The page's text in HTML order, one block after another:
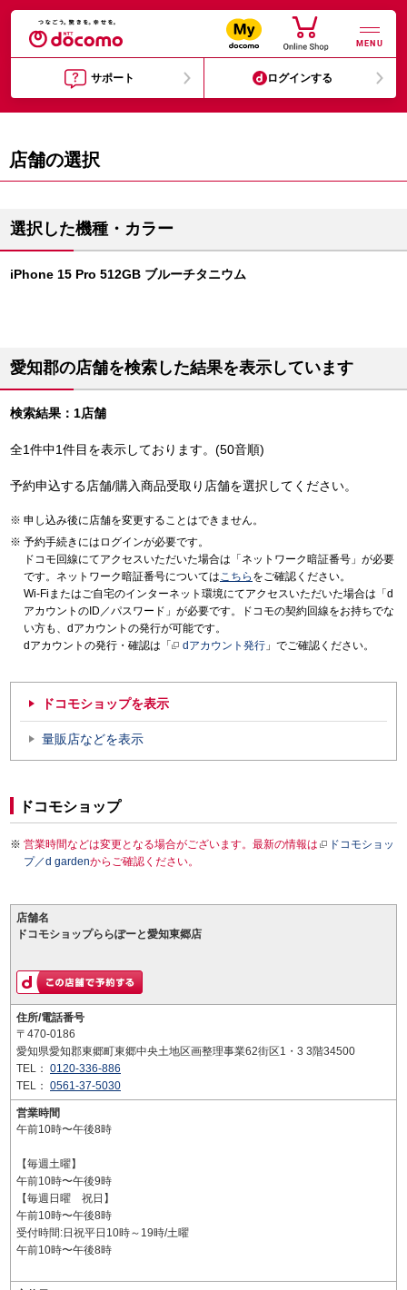
MENU
サポート ログインする
店舗の選択
選択した機種・カラー
iPhone 15 Pro 512GB ブルーチタニウム
愛知郡の店舗を検索した結果を表示しています
検索結果：1店舗
全1件中1件目を表示しております。(50音順)
予約申込する店舗/購入商品受取り店舗を選択してください。
申し込み後に店舗を変更することはできません。
予約手続きにはログインが必要です。
ドコモ回線にてアクセスいただいた場合は「ネットワーク暗証番号」が必要
です。ネットワーク暗証番号についてはこちら をご確認ください。
Wi-Fiまたはご自宅のインターネット環境にてアクセスいただいた場合は「d
アカウントのID／パスワード」が必要です。ドコモの契約回線をお持ちでな
い方も、dアカウントの発行が可能です。
dアカウントの発行・確認は「
dアカウント発行 」でご確認ください。
ドコモショップを表示
量販店などを表示
ドコモショップ
営業時間などは変更となる場合がございます。最新の情報は
ドコモショッ
プ／d gardenからご確認ください。
店舗名
ドコモショップららぽーと愛知東郷店
住所/電話番号
〒470-0186
愛知県愛知郡東郷町東郷中央土地区画整理事業62街区1・3 3階34500
TEL： 0120-336-886
TEL： 0561-37-5030
営業時間
午前10時〜午後8時
【毎週土曜】
午前10時〜午後9時
【毎週日曜 祝日】
午前10時〜午後8時
受付時間:日祝平日10時～19時/土曜
午前10時〜午後8時